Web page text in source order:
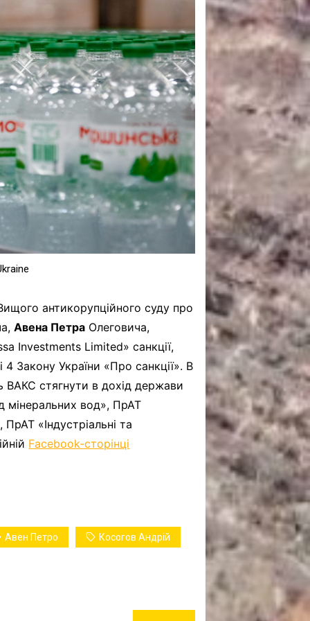
БЛОГИ
TECHNO
CRITICAL MINERALS
НАДРА ІНШИХ
ПРО ПРОЕКТ
антикорупційного суду про
Авена Петра Олеговича,
Investments Limited» санкції,
Закону України «Про санкції». В
ВАКС стягнути в дохід держави
мінеральних вод», ПрАТ
«Індустріальні та
Facebook-сторінці
Авен Петро Косогов Андрій